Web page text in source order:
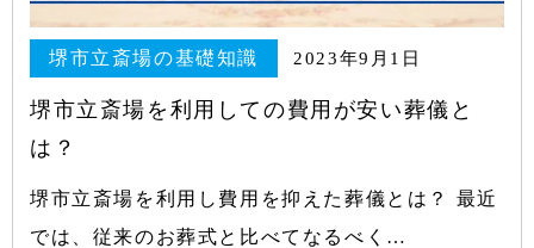
堺市立斎場の基礎知識 2023年9月1日
堺市立斎場を利用しての費用が安い葬儀と
は？
堺市立斎場を利用し費用を抑えた葬儀とは？ 最近
では、従来のお葬式と比べてなるべく…